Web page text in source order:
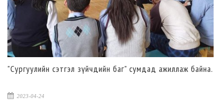
"Сургуулийн сэтгэл зүйчдийн баг" сумдад ажиллаж байна.
2023-04-24